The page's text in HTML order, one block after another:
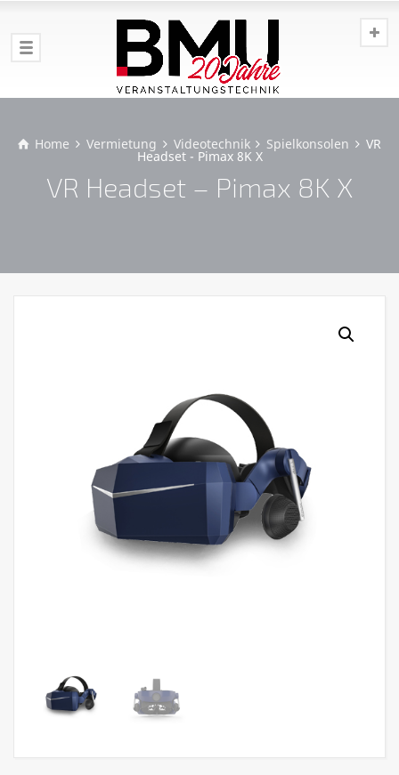
Home Vermietung Videotechnik Spielkonsolen VR
Headset - Pimax 8K X
VR Headset – Pimax 8K X